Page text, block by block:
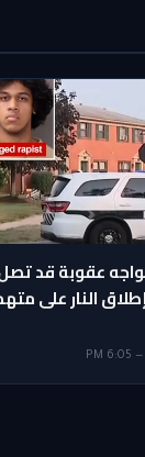
عقوبة قد
إطلاق النار على